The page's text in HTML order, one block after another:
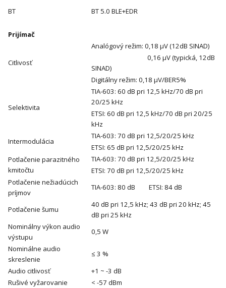
BT BT 5.0 BLE+EDR
Prijímač
Citlivosť
Analógový režim: 0,18 μV (12dB SINAD)
0,16 μV (typická, 12dB
SINAD)
Digitálny režim: 0,18 μV/BER5%
Selektivita
TIA-603: 60 dB pri 12,5 kHz/70 dB pri
20/25 kHz
ETSI: 60 dB pri 12,5 kHz/70 dB pri 20/25
kHz
Intermodulácia
TIA-603: 70 dB pri 12,5/20/25 kHz
ETSI: 65 dB pri 12,5/20/25 kHz
Potlačenie parazitného
kmitočtu
TIA-603: 70 dB pri 12,5/20/25 kHz
ETSI: 70 dB pri 12,5/20/25 kHz
Potlačenie nežiadúcich
príjmov
TIA-603: 80 dB ETSI: 84 dB
Potlačenie šumu
40 dB pri 12,5 kHz; 43 dB pri 20 kHz; 45
dB pri 25 kHz
Nominálny výkon audio
výstupu
0,5 W
Nominálne audio
skreslenie
≤ 3 %
Audio citlivosť
+1 ~ -3 dB
Rušivé vyžarovanie
< -57 dBm